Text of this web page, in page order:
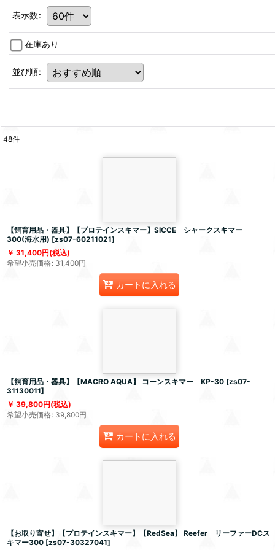
表示数:
在庫あり
並び順:
48件
【飼育用品・器具】【プロテインスキマー】SICCE シャークスキマー
300(海水用) [zs07-60211021]
31,400円(税込)
希望小売価格: 31,400円
カートに入れる
【飼育用品・器具】【MACRO AQUA】 コーンスキマー KP-30 [zs07-
31130011]
39,800円(税込)
希望小売価格: 39,800円
カートに入れる
【お取り寄せ】【プロテインスキマー】【RedSea】 Reefer リーファーDCス
キマー300 [zs07-30327041]